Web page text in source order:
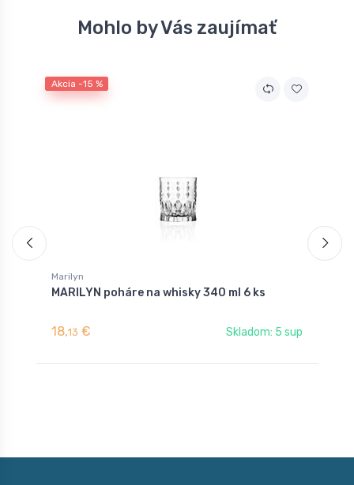
Mohlo by Vás zaujímať
Akcia -15 %
Marilyn
MARILYN poháre na whisky 340 ml 6 ks
18,13 € Skladom: 5 sup